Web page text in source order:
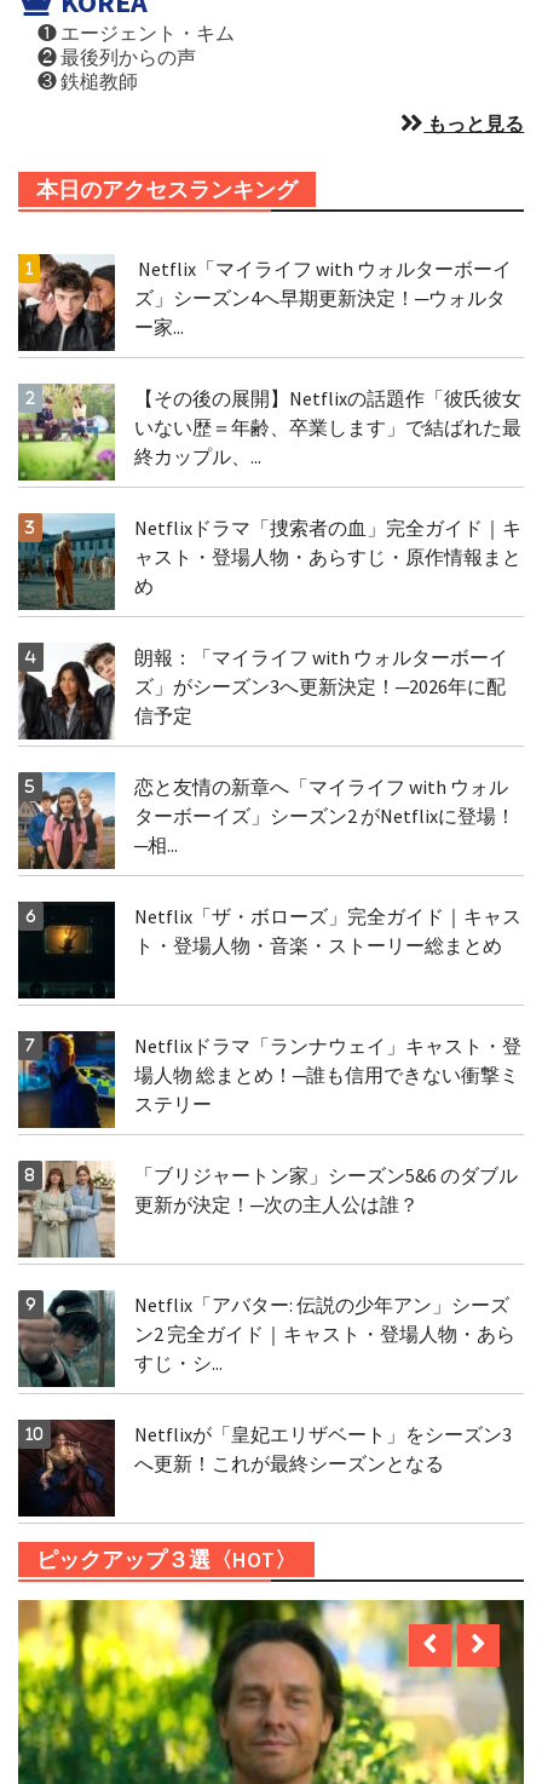
❶ エージェント・キム
❷ 最後列からの声
❸ 鉄槌教師
もっと見る
本日のアクセスランキング
Netflix「マイライフ with ウォルターボーイ
ズ」シーズン4へ早期更新決定！─ウォルタ
ー家...
【その後の展開】Netflixの話題作「彼氏彼女
いない歴＝年齢、卒業します」で結ばれた最
終カップル、...
Netflixドラマ「捜索者の血」完全ガイド｜キ
ャスト・登場人物・あらすじ・原作情報まと
め
朗報：「マイライフ with ウォルターボーイ
ズ」がシーズン3へ更新決定！─2026年に配
信予定
恋と友情の新章へ「マイライフ with ウォル
ターボーイズ」シーズン2 がNetflixに登場！
─相...
Netflix「ザ・ボローズ」完全ガイド｜キャス
ト・登場人物・音楽・ストーリー総まとめ
Netflixドラマ「ランナウェイ」キャスト・登
場人物 総まとめ！─誰も信用できない衝撃ミ
ステリー
「ブリジャートン家」シーズン5&6 のダブル
更新が決定！─次の主人公は誰？
Netflix「アバター: 伝説の少年アン」シーズ
ン2 完全ガイド｜キャスト・登場人物・あら
すじ・シ...
Netflixが「皇妃エリザベート」をシーズン3
へ更新！これが最終シーズンとなる
ピックアップ３選〈HOT〉